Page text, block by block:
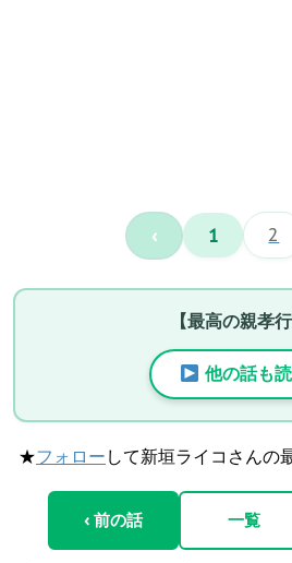
‹ 1 2
【最高の親孝行
他の話も
★フォロー して新垣ライコさんの
‹ 前の話 一覧